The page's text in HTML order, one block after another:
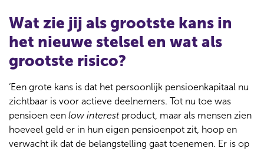
Wat zie jij als grootste kans in
het nieuwe stelsel en wat als
grootste risico?
‘Een grote kans is dat het persoonlijk pensioenkapitaal nu
zichtbaar is voor actieve deelnemers. Tot nu toe was
pensioen een low interestproduct, maar als mensen zien
hoeveel geld er in hun eigen pensioenpot zit, hoop en
verwacht ik dat de belangstelling gaat toenemen. Er is op